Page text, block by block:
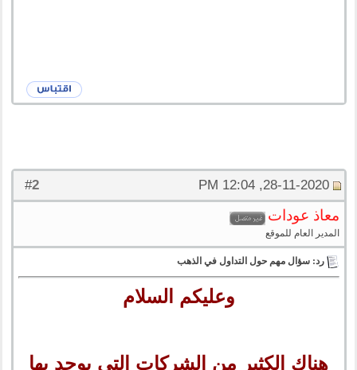
#
2 28-11-2020, 12:04 PM
معاذ عودات
المدير العام للموقع
رد: سؤال مهم حول التداول في الذهب
وعليكم السلام
هناك الكثير من الشركات التي يوجد بها